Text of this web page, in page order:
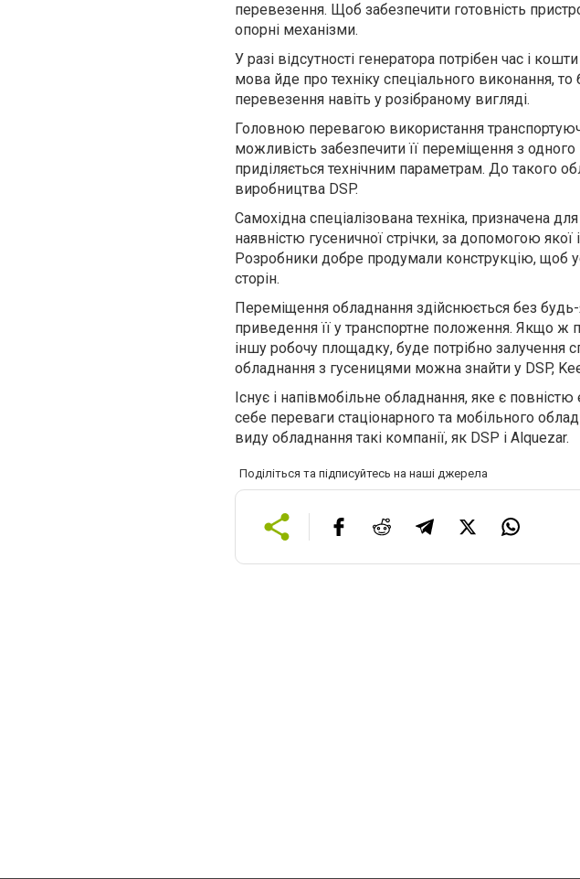
перевезення. Щоб забезпечити готовність
опорні механізми.
У разі відсутності генератора потрібен час і
мова йде про техніку спеціального виконання, то
перевезення навіть у розібраному вигляді.
Головною перевагою використання
можливість забезпечити її переміщення з
приділяється технічним параметрам. До такого
виробництва DSP.
Самохідна спеціалізована техніка, призначена
наявністю гусеничної стрічки, за допомогою
Розробники добре продумали конструкцію, щоб
сторін.
Переміщення обладнання здійснюється без
приведення її у транспортне положення. Якщо ж
іншу робочу площадку, буде потрібно залучення
обладнання з гусеницями можна знайти у DSP,
Існує і напівмобільне обладнання, яке є повністю
себе переваги стаціонарного та мобільного
виду обладнання такі компанії, як DSP і Alquezar.
Поділіться та підписуйтесь на наші джерела